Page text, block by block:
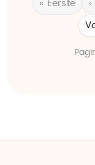
« Eerste